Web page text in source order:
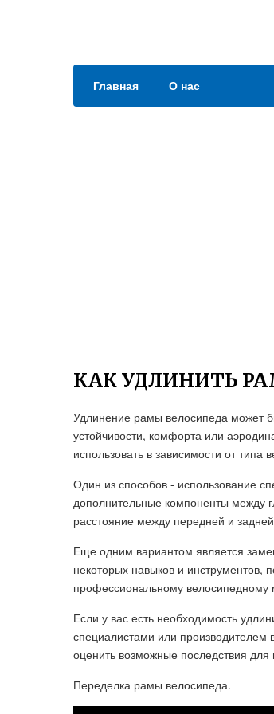
Главная О нас
КАК УДЛИНИТЬ
Удлинение рамы велосипеда может
устойчивости, комфорта или
использовать в зависимости от
Один из способов - использование
дополнительные компоненты между
расстояние между передней и
Еще одним вариантом является
некоторых навыков и инструментов,
профессиональному велосипедному
Если у вас есть необходимость
специалистами или
оценить возможные последствия для
Переделка рамы велосипеда.